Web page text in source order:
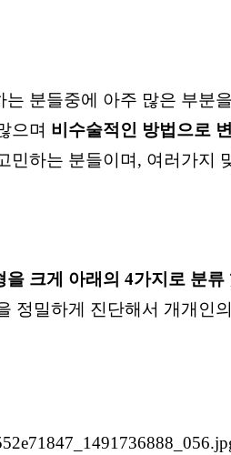
분들중에 아주 많은 부분
으며 비수술적인 방법으로
민하는 분들이며, 여러가지
크게 아래의 4가지로 분류
정밀하게 진단해서 개개인